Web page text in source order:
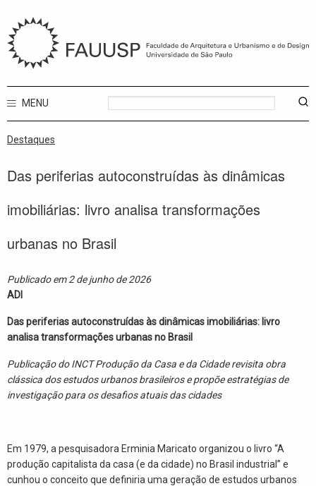
MENU
Destaques
Das periferias autoconstruídas às dinâmicas
imobiliárias: livro analisa transformações
urbanas no Brasil
Publicado em 2 de junho de 2026
ADI
Das periferias autoconstruídas às dinâmicas imobiliárias: livro
analisa transformações urbanas no Brasil
Publicação do INCT Produção da Casa e da Cidade revisita obra
clássica dos estudos urbanos brasileiros e propõe estratégias de
investigação para os desafios atuais das cidades
Em 1979, a pesquisadora Erminia Maricato organizou o livro “A
produção capitalista da casa (e da cidade) no Brasil industrial” e
cunhou o conceito que definiria uma geração de estudos urbanos